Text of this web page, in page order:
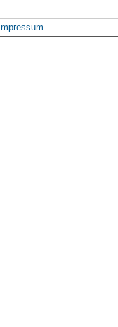
Impressum